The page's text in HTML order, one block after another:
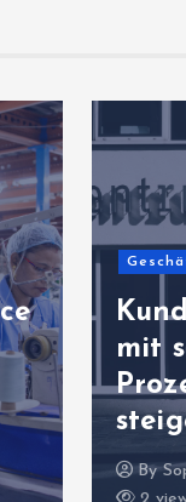
mit
By